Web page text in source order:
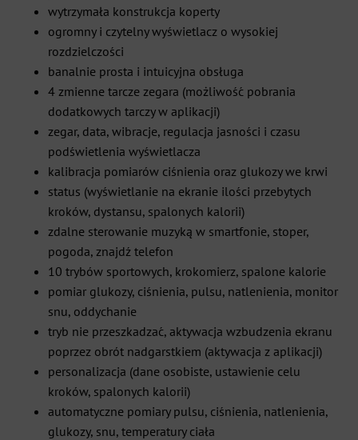
wytrzymała konstrukcja koperty
ogromny i czytelny wyświetlacz o wysokiej
rozdzielczości
banalnie prosta i intuicyjna obsługa
4 zmienne tarcze zegara (możliwość pobrania
dodatkowych tarczy w aplikacji)
zegar, data, wibracje, regulacja jasności i czasu
podświetlenia wyświetlacza
kalibracja pomiarów ciśnienia oraz glukozy we krwi
status (wyświetlanie na ekranie ilości przebytych
kroków, dystansu, spalonych kalorii)
zdalne sterowanie muzyką w smartfonie, stoper,
pogoda, znajdź telefon
10 trybów sportowych, krokomierz, spalone kalorie
pomiar glukozy, ciśnienia, pulsu, natlenienia, monitor
snu, oddychanie
tryb nie przeszkadzać, aktywacja wzbudzenia ekranu
poprzez obrót nadgarstkiem (aktywacja z aplikacji)
personalizacja (dane osobiste, ustawienie celu
kroków, spalonych kalorii)
automatyczne pomiary pulsu, ciśnienia, natlenienia,
glukozy, snu, temperatury ciała